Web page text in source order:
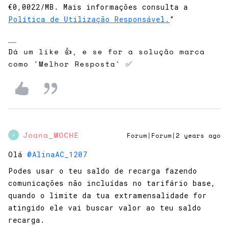
€0,0022/MB. Mais informações consulta a
Política de Utilização Responsável. ”
Dá um like 👍, e se for a solução marca
como 'Melhor Resposta' ✅
J Joana_MOCHE Forum|Forum|2 years ago
Olá @AlinaAC_1207
Podes usar o teu saldo de recarga fazendo
comunicações não incluídas no tarifário base,
quando o limite da tua extramensalidade for
atingido ele vai buscar valor ao teu saldo
recarga.